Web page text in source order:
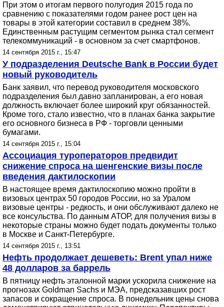
При этом о итогам первого полугодия 2015 года по
сравнению с показателями годом ранее рост цен на
товары в этой категории составил в среднем 38%.
Единственным растущим сегментом рынка стал сегмент
телекоммуникаций - в основном за счет смартфонов.
14 сентября 2015 г., 15:47
У подразделения Deutsche Bank в России будет
новый руководитель
Банк заявил, что перевод руководителя московского
подразделения был давно запланирован, а его новая
должность включает более широкий круг обязанностей.
Кроме того, стало известно, что в планах банка закрытие
его основного бизнеса в РФ - торговли ценными
бумагами.
14 сентября 2015 г., 15:04
Ассоциация туроператоров предвидит
снижение спроса на шенгенские визы после
введения дактилоскопии
В настоящее время дактилоскопию можно пройти в
визовых центрах 50 городов России, но за Уралом
визовые центры - редкость, и они обслуживают далеко не
все консульства. По данным АТОР, для получения визы в
некоторые страны можно будет подать документы только
в Москве и Санкт-Петербурге.
14 сентября 2015 г., 13:51
Нефть продолжает дешеветь: Brent упал ниже
48 долларов за баррель
В пятницу нефть эталонной марки ускорила снижение на
прогнозах Goldman Sachs и МЭА, предсказавших рост
запасов и сокращение спроса. В понедельник цены снова